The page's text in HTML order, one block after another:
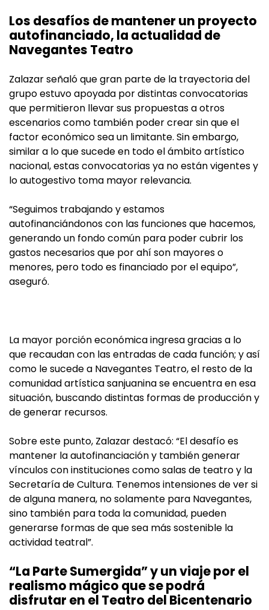
Los desafíos de mantener un proyecto
autofinanciado, la actualidad de
Navegantes Teatro
Zalazar señaló que gran parte de la trayectoria del
grupo estuvo apoyada por distintas convocatorias
que permitieron llevar sus propuestas a otros
escenarios como también poder crear sin que el
factor económico sea un limitante. Sin embargo,
similar a lo que sucede en todo el ámbito artístico
nacional, estas convocatorias ya no están vigentes y
lo autogestivo toma mayor relevancia.
“Seguimos trabajando y estamos
autofinanciándonos con las funciones que hacemos,
generando un fondo común para poder cubrir los
gastos necesarios que por ahí son mayores o
menores, pero todo es financiado por el equipo”,
aseguró.
La mayor porción económica ingresa gracias a lo
que recaudan con las entradas de cada función; y así
como le sucede a Navegantes Teatro, el resto de la
comunidad artística sanjuanina se encuentra en esa
situación, buscando distintas formas de producción y
de generar recursos.
Sobre este punto, Zalazar destacó: “El desafío es
mantener la autofinanciación y también generar
vínculos con instituciones como salas de teatro y la
Secretaría de Cultura. Tenemos intensiones de ver si
de alguna manera, no solamente para Navegantes,
sino también para toda la comunidad, pueden
generarse formas de que sea más sostenible la
actividad teatral”.
“La Parte Sumergida” y un viaje por el
realismo mágico que se podrá
disfrutar en el Teatro del Bicentenario